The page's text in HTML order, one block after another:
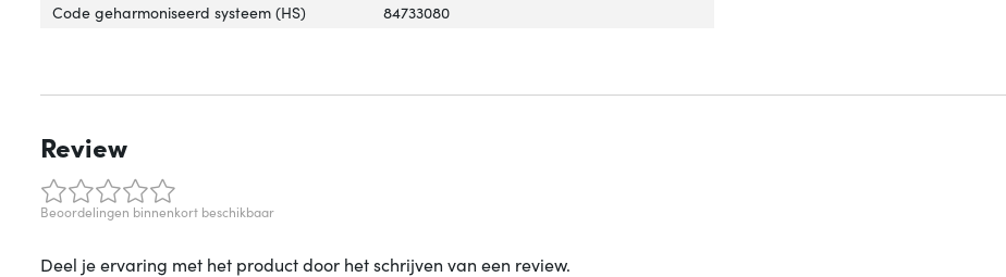
Code geharmoniseerd systeem (HS) 84733080
Review
Beoordelingen binnenkort beschikbaar
Deel je ervaring met het product door het schrijven van een review.